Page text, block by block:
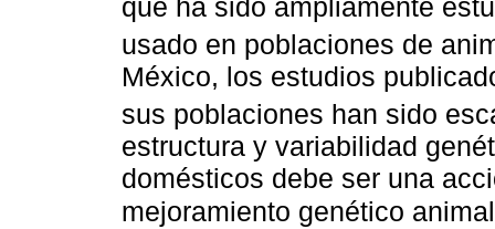
que ha sido ampliamente
usado en poblaciones de
México, los estudios
sus poblaciones han sido
estructura y variabilidad
domésticos debe ser una
mejoramiento genético animal